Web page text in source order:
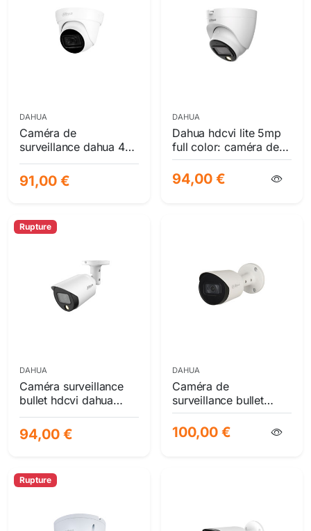
DAHUA
Caméra de
surveillance dahua 4k
hdcvi eyeball 8
mégapixels | optique
2.8mm | ir 30m smartir
91,00 €
DAHUA
Dahua hdcvi lite 5mp
full color: caméra de
surveillance eyeball
multi-technologie 20m
94,00 €
Rupture
DAHUA
Caméra surveillance
bullet hdcvi dahua
5mp full color – vision
nocturne couleurs 20m
– multiformat 4-en-1
94,00 €
DAHUA
Caméra de
surveillance bullet
dahua 4k hdcvi lite
series | 8mp | vision
nocturne ir 30m
100,00 €
Rupture